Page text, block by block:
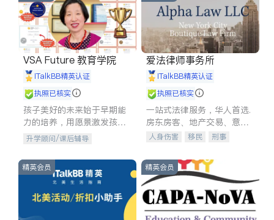
VSA Future 教育学院
iTalkBB精英认证
执照已核实
孩子美好的未来始于早期能
力的培养，用愿景激发孩子
的学习潜力和动力。理念：
拥有成长型心态是成功的基
石。
升学顾问/课后辅导
爱法律师事务所
iTalkBB精英认证
执照已核实
一站式法律服务，华人首选.
房东房客、地产交易、意外
伤害、车祸重伤、商业诉
建筑合同、刑事案件全包办
人身伤害 移民
刑事
信托/遗嘱
商业
索赔
律师-其它 保释
精英会员 精英会员